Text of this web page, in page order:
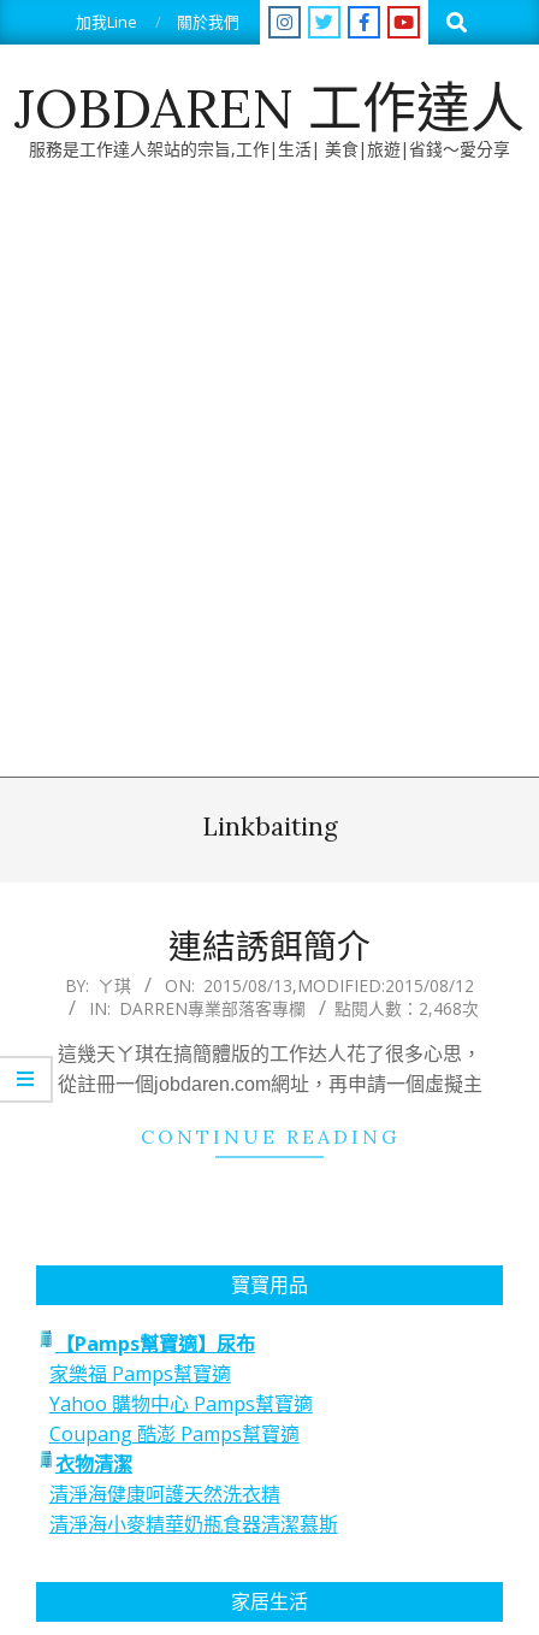
to
加我Line 關於我們 Search
JOBDAREN 工作達人
服務是工作達人架站的宗旨,工作|生活| 美食|旅遊|省錢～愛分享
Linkbaiting
連結誘餌簡介
2015-
08-
13
BY: ㄚ琪 ON: 2015/08/13,MODIFIED:2015/08/12
IN: DARREN專業部落客專欄 點閱人數：2,468次
這幾天ㄚ琪在搞簡體版的工作达人花了很多心思，
從註冊一個jobdaren.com網址，再申請一個虛擬主
CONTINUE READING
寶寶用品
【Pamps幫寶適】尿布
家樂福 Pamps幫寶適
Yahoo 購物中心 Pamps幫寶適
Coupang 酷澎 Pamps幫寶適
衣物清潔
清淨海健康呵護天然洗衣精
清淨海小麥精華奶瓶食器清潔慕斯
家居生活